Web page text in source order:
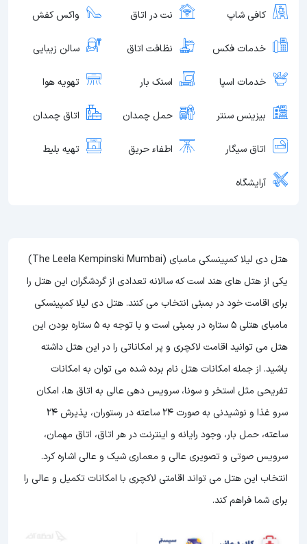
کافی شاپ نت در اتاق واکس کفش
خدمات فکس نظافت اتاق سالن زیبایی
خدمات اسپا اسنک بار تهویه هوا
بیزینس سنتر حمل چمدان اتاق چمدان
اتاق سیگار اطفاء حریق تهیه بلیط
آرایشگاه
هتل دی لیلا کمپینسکی مامبای (The Leela Kempinski Mumbai)
یکی از هتل های هند است که سالانه تعدادی از گردشگران این هتل را
برای اقامت خود در بمبئی انتخاب می کنند. هتل دی لیلا کمپینسکی
مامبای هتلی 5 ستاره در بمبئی است و با توجه به 5 ستاره بودن این
هتل می توانید اقامت لاکچری و پر امکاناتی را در این هتل داشته
باشید. از جمله امکانات هتل نام برده شده می توان به امکانات
تفریحی مثل استخر و سونا، سرویس دهی عالی به اتاق ها، امکان
سرو غذا و نوشیدنی به صورت 24 ساعته در رستوران، پذیرش 24
ساعته، حمل بار، وجود رایانه و اینترنت در هر اتاق، اتاق مهمان،
سرویس صوتی و تصویری عالی و معماری شیک و عالی اشاره کرد.
انتخاب این هتل می تواند اقامتی لاکچری با امکانات تکمیل و عالی را
برای شما فراهم کند.